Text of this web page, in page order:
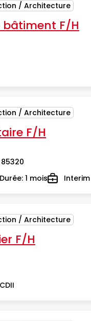
/ Architecture
/ Architecture
F/H
/ Architecture
F/H
Durée: 1 moisTypeInterim
/ Architecture
F/H
CDII